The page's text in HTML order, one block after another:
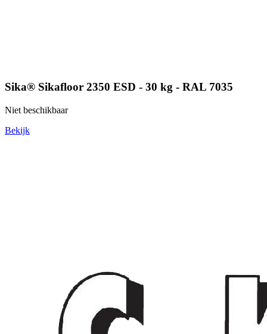
Sika® Sikafloor 2350 ESD - 30 kg - RAL 7035
Niet beschikbaar
Bekijk